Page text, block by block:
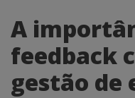
A
feedback
gestão de